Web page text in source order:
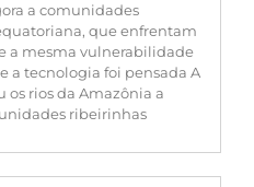
a comunidades
que enfrentam
a mesma vulnerabilidade
a tecnologia foi pensada A
os rios da Amazônia a
ribeirinhas